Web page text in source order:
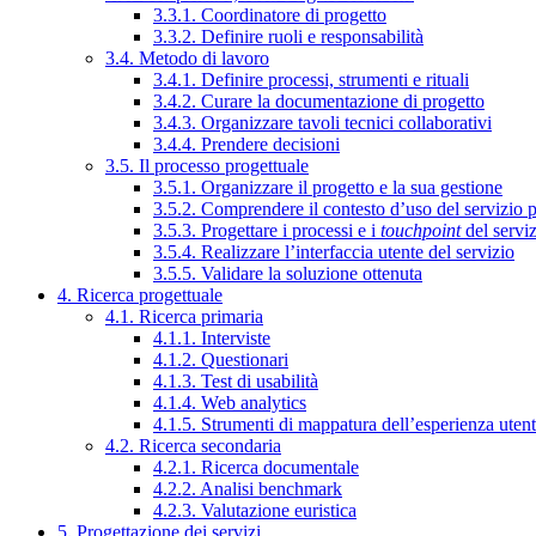
3.3.1. Coordinatore di progetto
3.3.2. Definire ruoli e responsabilità
3.4. Metodo di lavoro
3.4.1. Definire processi, strumenti e rituali
3.4.2. Curare la documentazione di progetto
3.4.3. Organizzare tavoli tecnici collaborativi
3.4.4. Prendere decisioni
3.5. Il processo progettuale
3.5.1. Organizzare il progetto e la sua gestione
3.5.2. Comprendere il contesto d’uso del servizio
3.5.3. Progettare i processi e i touchpointdel
3.5.4. Realizzare l’interfaccia utente del servizio
3.5.5. Validare la soluzione ottenuta
4. Ricerca progettuale
4.1. Ricerca primaria
4.1.1. Interviste
4.1.2. Questionari
4.1.3. Test di usabilità
4.1.4. Web analytics
4.1.5. Strumenti di mappatura dell’esperienza
4.2. Ricerca secondaria
4.2.1. Ricerca documentale
4.2.2. Analisi benchmark
4.2.3. Valutazione euristica
5. Progettazione dei servizi